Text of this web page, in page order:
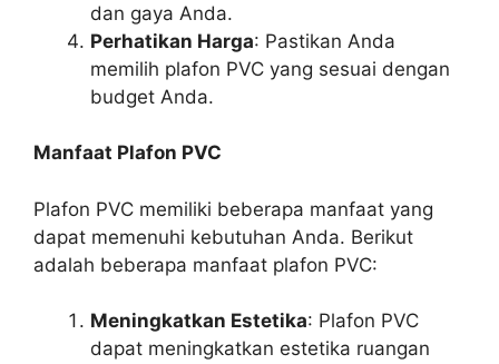
dan gaya Anda.
Perhatikan Harga: Pastikan Anda
memilih plafon PVC yang sesuai dengan
budget Anda.
Manfaat Plafon PVC
Plafon PVC memiliki beberapa manfaat yang
dapat memenuhi kebutuhan Anda. Berikut
adalah beberapa manfaat plafon PVC:
Meningkatkan Estetika: Plafon PVC
dapat meningkatkan estetika ruangan